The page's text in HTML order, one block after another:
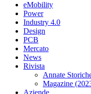
eMobility
Power
Industry 4.0
Design
PCB
Mercato
News
Rivista
Annate
Magazine
Aziende